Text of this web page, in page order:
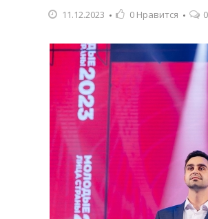
11.12.2023 0 Нравится